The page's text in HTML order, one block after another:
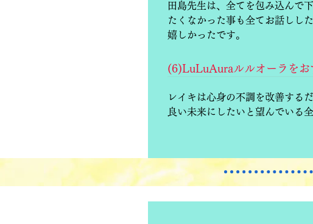
田島先生は、全てを包み込んで
たくなかった事も全てお話しし
嬉しかったです。
(6)LuLuAuraルルオーラをお
レイキは心身の不調を改善する
良い未来にしたいと望んでいる